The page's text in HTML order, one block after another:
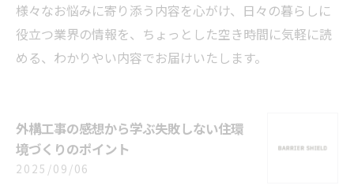
様々なお悩みに寄り添う内容を心がけ、日々の暮らしに
役立つ業界の情報を、ちょっとした空き時間に気軽に読
める、わかりやい内容でお届けいたします。
外構工事の感想から学ぶ失敗しない住環
境づくりのポイント
2025/09/06